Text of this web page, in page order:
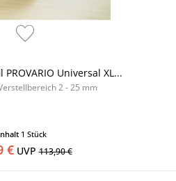
Universal XL...
2 - 25 mm
1 Stück
€UVP113,90 €